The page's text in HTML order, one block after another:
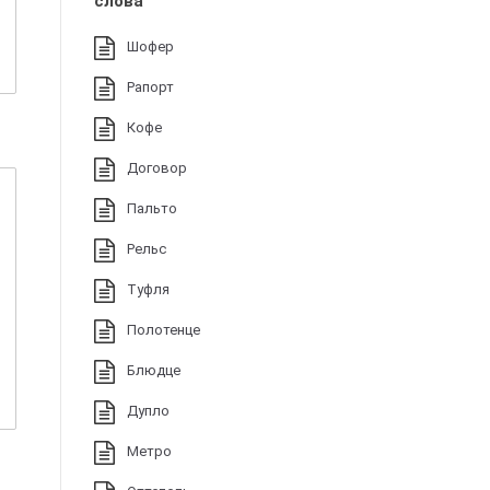
Шофер
Рапорт
Кофе
Договор
Пальто
Рельс
Туфля
Полотенце
Блюдце
Дупло
Метро